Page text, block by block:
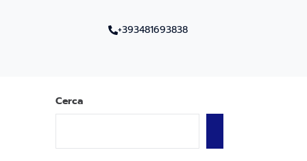
+393481693838
Cerca